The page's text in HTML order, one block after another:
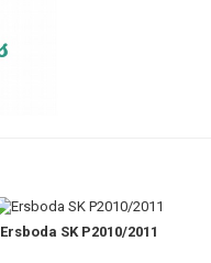
Ersboda SK P2010/2011